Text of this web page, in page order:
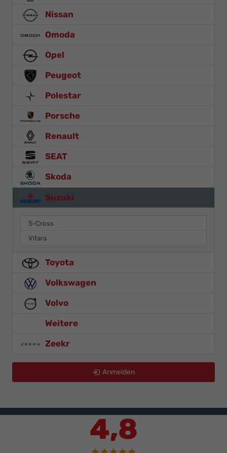
Nissan
Omoda
Opel
Peugeot
Polestar
Porsche
Renault
SEAT
Skoda
Suzuki
S-Cross
Vitara
Toyota
Volkswagen
Volvo
Weitere
Zeekr
Anmelden
4,8